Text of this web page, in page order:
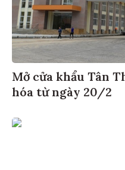
Mở cửa khẩu Tân
hóa từ ngày 20/2